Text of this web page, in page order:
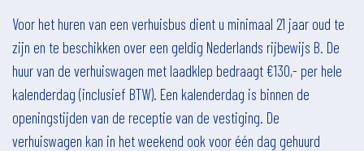
Voor het huren van een verhuisbus dient u minimaal 21 jaar oud te
zijn en te beschikken over een geldig Nederlands rijbewijs B. De
huur van de verhuiswagen met laadklep bedraagt €130,- per hele
kalenderdag (inclusief BTW). Een kalenderdag is binnen de
openingstijden van de receptie van de vestiging. De
verhuiswagen kan in het weekend ook voor één dag gehuurd